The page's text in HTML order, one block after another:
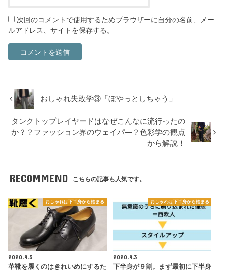
次回のコメントで使用するためブラウザーに自分の名前、メー
ルアドレス、サイトを保存する。
おしゃれ失敗学③「ぼやっとしちゃう」
タンクトップレイヤードはなぜこんなに流行ったの
か？？ファッション界のウェイパ―？色彩学の観点
から解説！
RECOMMEND こちらの記事も人気です。
おしゃれは下半身から始まる
2020.9.5
革靴を履くのはきれいめにするた
おしゃれは下半身から始まる
2020.9.3
下半身が９割。まず最初に下半身